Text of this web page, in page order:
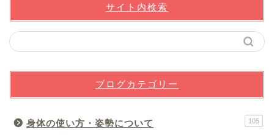
サイト内検索
ブログカテゴリー
身体の使い方・姿勢について 105